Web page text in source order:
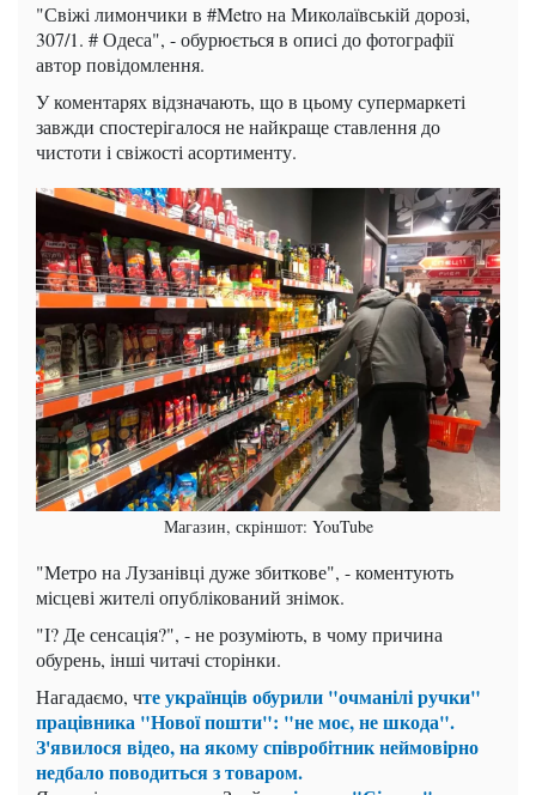
"Свіжі лимончики в #Metro на Миколаївській дорозі,
307/1. # Одеса", - обурюється в описі до фотографії
автор повідомлення.
У коментарях відзначають, що в цьому супермаркеті
завжди спостерігалося не найкраще ставлення до
чистоти і свіжості асортименту.
Магазин, скріншот: YouTube